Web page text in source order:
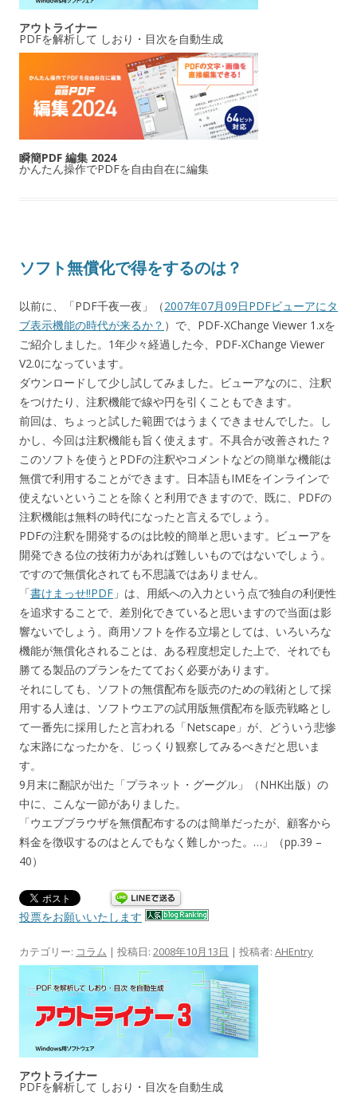
アウトライナー
PDFを解析して しおり・目次を自動生成
瞬簡PDF 編集 2024
かんたん操作でPDFを自由自在に編集
ソフト無償化で得をするのは？
以前に、「PDF千夜一夜」（2007年07月09日PDFビューアにタ
ブ表示機能の時代が来るか？ ）で、PDF-XChange Viewer 1.xを
ご紹介しました。1年少々経過した今、PDF-XChange Viewer
V2.0になっています。
ダウンロードして少し試してみました。ビューアなのに、注釈
をつけたり、注釈機能で線や円を引くこともできます。
前回は、ちょっと試した範囲ではうまくできませんでした。し
かし、今回は注釈機能も旨く使えます。不具合が改善された？
このソフトを使うとPDFの注釈やコメントなどの簡単な機能は
無償で利用することができます。日本語もIMEをインラインで
使えないということを除くと利用できますので、既に、PDFの
注釈機能は無料の時代になったと言えるでしょう。
PDFの注釈を開発するのは比較的簡単と思います。ビューアを
開発できる位の技術力があれば難しいものではないでしょう。
ですので無償化されても不思議ではありません。
「書けまっせ!!PDF 」は、用紙への入力という点で独自の利便性
を追求することで、差別化できていると思いますので当面は影
響ないでしょう。商用ソフトを作る立場としては、いろいろな
機能が無償化されることは、ある程度想定した上で、それでも
勝てる製品のプランをたてておく必要があります。
それにしても、ソフトの無償配布を販売のための戦術として採
用する人達は、ソフトウエアの試用版無償配布を販売戦略とし
て一番先に採用したと言われる「Netscape」が、どういう悲惨
な末路になったかを、じっくり観察してみるべきだと思いま
す。
9月末に翻訳が出た「プラネット・グーグル」（NHK出版）の
中に、こんな一節がありました。
「ウエブブラウザを無償配布するのは簡単だったが、顧客から
料金を徴収するのはとんでもなく難しかった。…」（pp.39 –
40）
投票をお願いいたします
カテゴリー: コラム | 投稿日: 2008年10月13日 | 投稿者: AHEntry
アウトライナー
PDFを解析して しおり・目次を自動生成